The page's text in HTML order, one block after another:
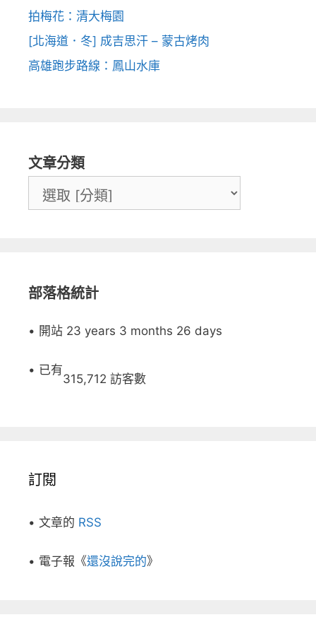
拍梅花：清大梅園
[北海道．冬] 成吉思汗 – 蒙古烤肉
高雄跑步路線：鳳山水庫
文章分類
部落格統計
• 開站 23 years 3 months 26 days
• 已有
315,712 訪客數
訂閱
• 文章的 RSS
• 電子報《還沒說完的》